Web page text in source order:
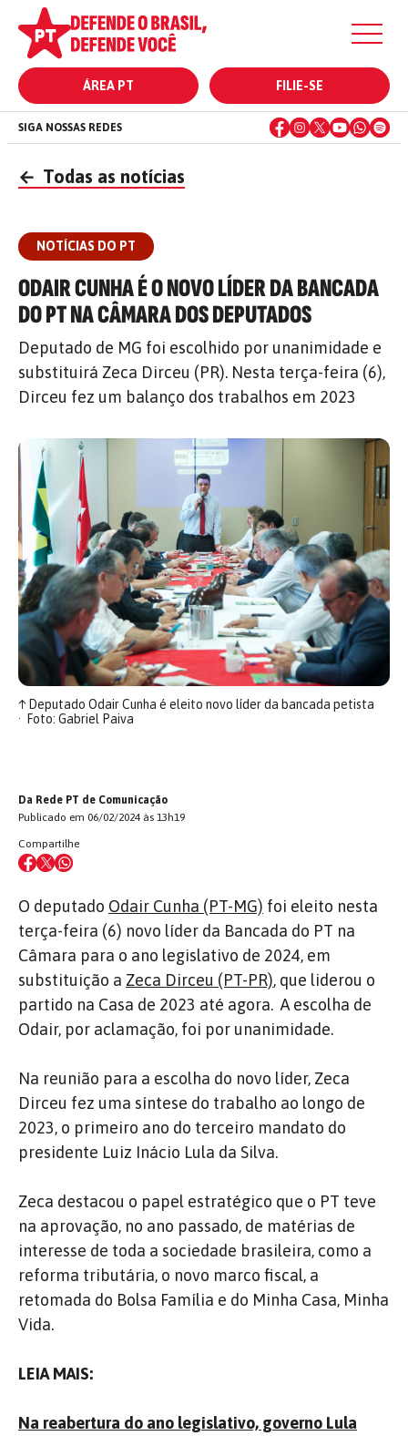
ÁREA PT FILIE-SE
SIGA NOSSAS REDES
← Todas as notícias
NOTÍCIAS DO PT
ODAIR CUNHA É O NOVO LÍDER DA BANCADA
DO PT NA CÂMARA DOS DEPUTADOS
Deputado de MG foi escolhido por unanimidade e
substituirá Zeca Dirceu (PR). Nesta terça-feira (6),
Dirceu fez um balanço dos trabalhos em 2023
↑Deputado Odair Cunha é eleito novo líder da bancada petista
Foto: Gabriel Paiva
Da Rede PT de Comunicação
Publicado em 06/02/2024 às 13h19
Compartilhe
O deputado Odair Cunha (PT-MG) foi eleito nesta
terça-feira (6) novo líder da Bancada do PT na
Câmara para o ano legislativo de 2024, em
substituição a Zeca Dirceu (PT-PR), que liderou o
partido na Casa de 2023 até agora. A escolha de
Odair, por aclamação, foi por unanimidade.
Na reunião para a escolha do novo líder, Zeca
Dirceu fez uma síntese do trabalho ao longo de
2023, o primeiro ano do terceiro mandato do
presidente Luiz Inácio Lula da Silva.
Zeca destacou o papel estratégico que o PT teve
na aprovação, no ano passado, de matérias de
interesse de toda a sociedade brasileira, como a
reforma tributária, o novo marco fiscal, a
retomada do Bolsa Família e do Minha Casa, Minha
Vida.
LEIA MAIS:
Na reabertura do ano legislativo, governo Lula